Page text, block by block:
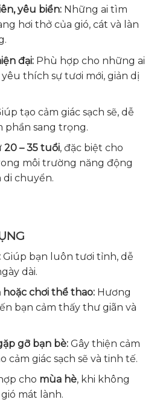
yêu biển:Những ai tìm
hơi thở của gió, cát và làn
đại:Phù hợp cho những ai
thích sự tươi mới, giản dị
tạo cảm giác sạch sẽ, dễ
phần sang trọng.
20 – 35 tuổi, đặc biệt cho
môi trường năng động
di chuyển.
Giúp bạn luôn tươi tỉnh, dễ
dài.
chơi thể thao:Hương
bạn cảm thấy thư giãn và
gỡ bạn bè:Gây thiện cảm
cảm giác sạch sẽ và tinh tế.
cho mùa hè, khi không
mát lành.